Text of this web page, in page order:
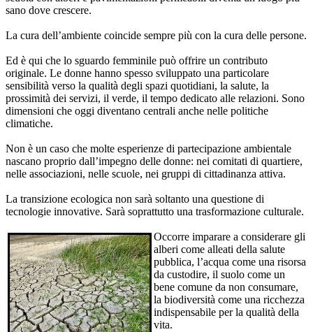
sano dove crescere.
La cura dell’ambiente coincide sempre più con la cura delle persone.
Ed è qui che lo sguardo femminile può offrire un contributo
originale. Le donne hanno spesso sviluppato una particolare
sensibilità verso la qualità degli spazi quotidiani, la salute, la
prossimità dei servizi, il verde, il tempo dedicato alle relazioni. Sono
dimensioni che oggi diventano centrali anche nelle politiche
climatiche.
Non è un caso che molte esperienze di partecipazione ambientale
nascano proprio dall’impegno delle donne: nei comitati di quartiere,
nelle associazioni, nelle scuole, nei gruppi di cittadinanza attiva.
La transizione ecologica non sarà soltanto una questione di
tecnologie innovative. Sarà soprattutto una trasformazione culturale.
Occorre imparare a considerare gli
alberi come alleati della salute
pubblica, l’acqua come una risorsa
da custodire, il suolo come un
bene comune da non consumare,
la biodiversità come una ricchezza
indispensabile per la qualità della
vita.